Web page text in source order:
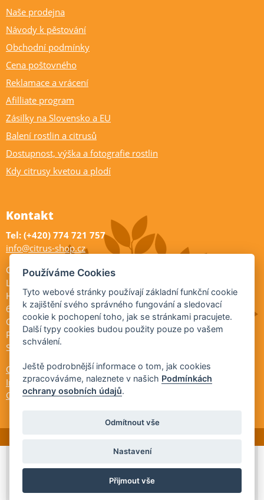
Naše prodejna
Návody k pěstování
Obchodní podmínky
Cena poštovného
Reklamace a vrácení
Afilliate program
Zásilky na Slovensko a EU
Balení rostlin a citrusů
Dostupnost, výška a fotografie rostlin
Kdy citrusy kvetou a plodí
Kontakt
Tel: (+420) 774 721 757
info@citrus-shop.cz
Citrus shop zahradnictví
Legionářů 2
Hodonín
695 01
Otevřeno:
Po-Pá 9-17
So 9-11:30
Ochrana osobních údajů
Informace ÚKZÚZ
Cookies
© 2026 Citrus-shop.cz -Partnerský
program
Partner ID:
Používáme Cookies
Tyto webové stránky používají základní funkční cookie
k zajištění svého správného fungování a sledovací
cookie k pochopení toho, jak se stránkami pracujete.
Další typy cookies budou použity pouze po vašem
schválení.
Ještě podrobnější informace o tom, jak cookies
zpracováváme, naleznete v našich Podmínkách
ochrany osobních údajů.
Odmítnout vše
Nastavení
Přijmout vše